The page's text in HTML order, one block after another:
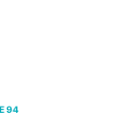
94